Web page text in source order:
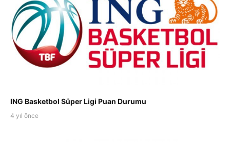
ING Basketbol Süper Ligi Puan Durumu
4 yıl önce